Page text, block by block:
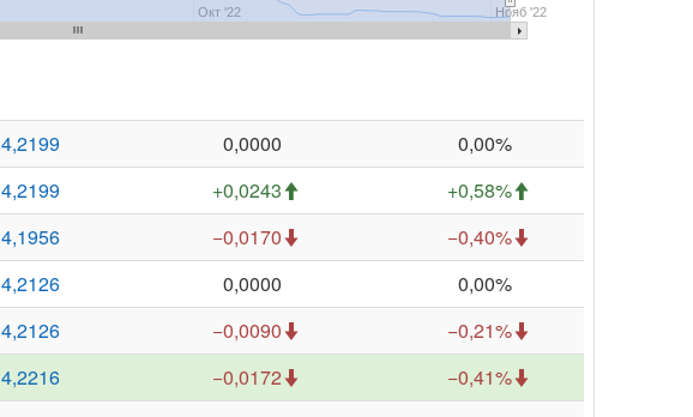
Окт '22 Нояб '22
4,2199 0,0000
0,00%
4,2199 +0,0243
+0,58%
4,1956 −0,0170
−0,40%
4,2126 0,0000
0,00%
4,2126 −0,0090
−0,21%
4,2216 −0,0172
−0,41%